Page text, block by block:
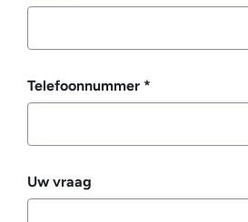
Telefoonnummer *
Uw vraag